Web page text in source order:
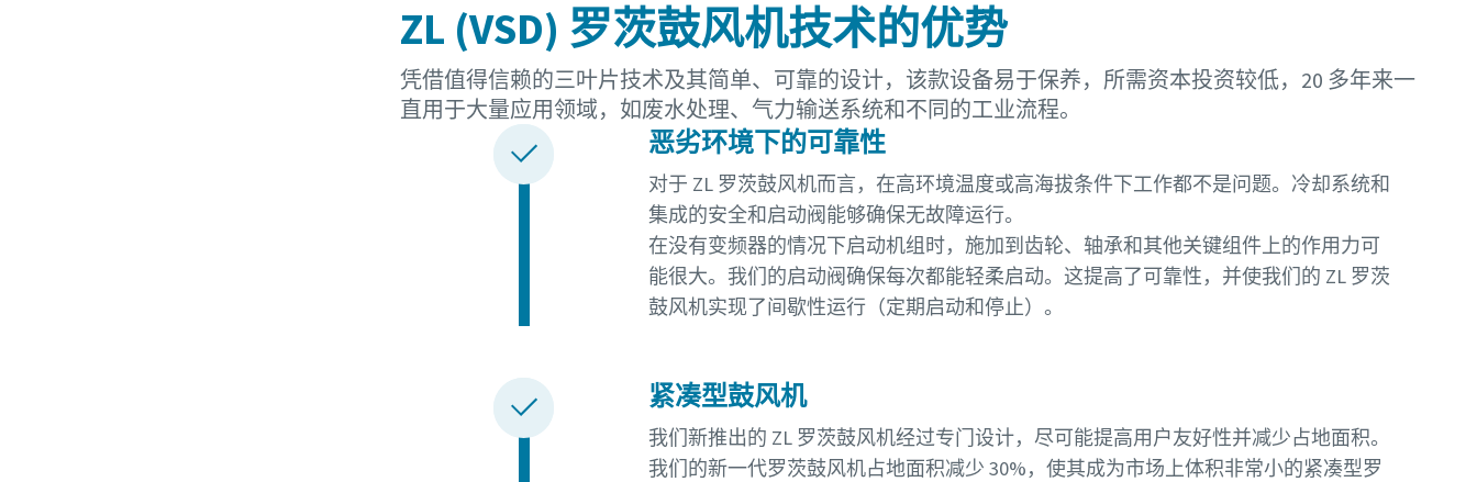
ZL (VSD) 罗茨鼓风机技术的优势
凭借值得信赖的三叶片技术及其简单、可靠的设计，该款设备易于保养，所需资本投资较低，20 多年来一
直用于大量应用领域，如废水处理、气力输送系统和不同的工业流程。
恶劣环境下的可靠性
对于 ZL 罗茨鼓风机而言，在高环境温度或高海拔条件下工作都不是问题。冷却系统和
集成的安全和启动阀能够确保无故障运行。
在没有变频器的情况下启动机组时，施加到齿轮、轴承和其他关键组件上的作用力可
能很大。我们的启动阀确保每次都能轻柔启动。这提高了可靠性，并使我们的 ZL 罗茨
鼓风机实现了间歇性运行（定期启动和停止）。
紧凑型鼓风机
我们新推出的 ZL 罗茨鼓风机经过专门设计，尽可能提高用户友好性并减少占地面积。
我们的新一代罗茨鼓风机占地面积减少 30%，使其成为市场上体积非常小的紧凑型罗